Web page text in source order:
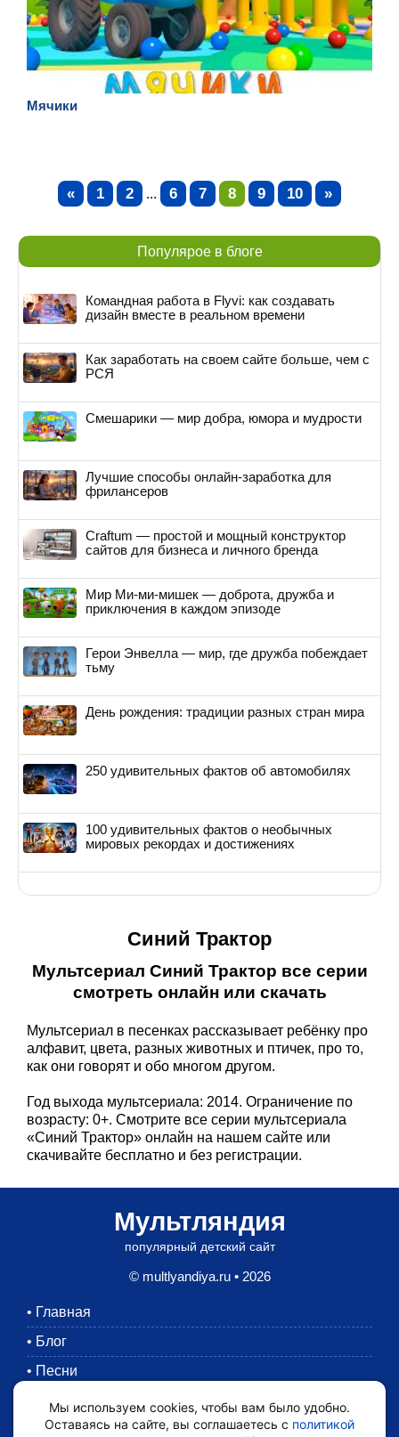
Мячики
« 1 2 ... 6 7 8 9 10 »
Популярое в блоге
Командная работа в Flyvi: как создавать
дизайн вместе в реальном времени
Как заработать на своем сайте больше, чем с
РСЯ
Смешарики — мир добра, юмора и мудрости
Лучшие способы онлайн-заработка для
фрилансеров
Craftum — простой и мощный конструктор
сайтов для бизнеса и личного бренда
Мир Ми-ми-мишек — доброта, дружба и
приключения в каждом эпизоде
Герои Энвелла — мир, где дружба побеждает
тьму
День рождения: традиции разных стран мира
250 удивительных фактов об автомобилях
100 удивительных фактов о необычных
мировых рекордах и достижениях
Синий Трактор
Мультсериал Синий Трактор все серии
смотреть онлайн или скачать
Мультсериал в песенках рассказывает ребёнку про
алфавит, цвета, разных животных и птичек, про то,
как они говорят и обо многом другом.
Год выхода мультсериала: 2014. Ограничение по
возрасту: 0+. Смотрите все серии мультсериала
«Синий Трактор» онлайн на нашем сайте или
скачивайте бесплатно и без регистрации.
Мультляндия
популярный детский сайт
© multlyandiya.ru • 2026
• Главная
• Блог
• Песни
Раскраски
Картинки
Мы используем cookies, чтобы вам было удобно.
Оставаясь на сайте, вы соглашаетесь с политикой